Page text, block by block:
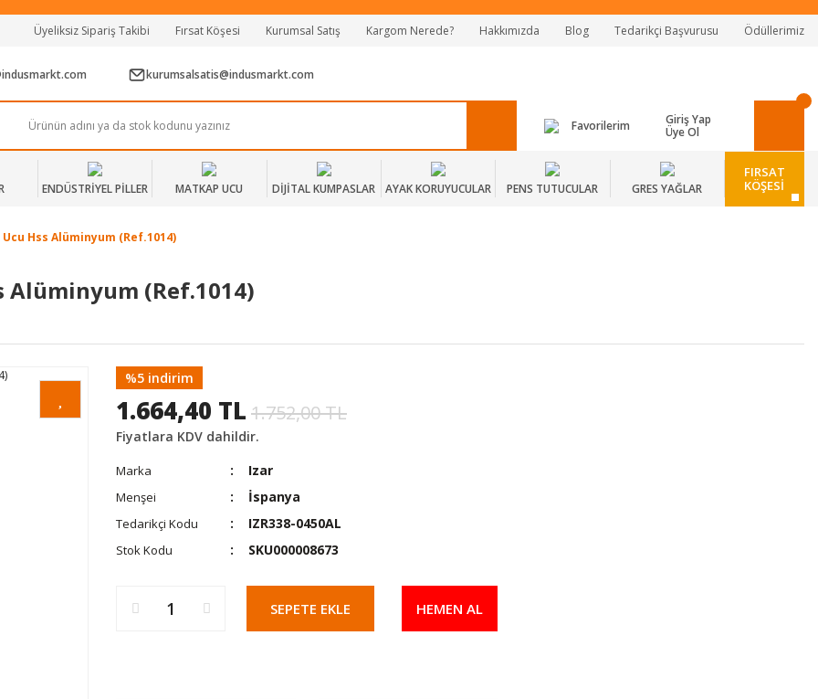
Tüm Alışverişlerde Vade Farksız 2 Taksit!
Mağazadan Teslim & Kolay İade
Üyeliksiz Sipariş Takibi Fırsat Köşesi Kurumsal Satış Kargom Nerede? Hakkımızda Blog Tedarikçi Başvurusu Ödüllerimiz
kurumsalsatis@indusmarkt.com
Favorilerim
Giriş Yap
Üye Ol
ENDÜSTRİYEL PİLLER MATKAP UCU DİJİTAL KUMPASLAR AYAK KORUYUCULAR PENS TUTUCULAR GRES YAĞLAR
FIRSAT
KÖŞESİ
Hss Alüminyum (Ref.1014)
Alüminyum (Ref.1014)
%5 indirim
1.664,40 TL 1.752,00 TL
Fiyatlara KDV dahildir.
Marka Izar
Menşei İspanya
Tedarikçi Kodu IZR338-0450AL
Stok Kodu SKU000008673
SEPETE EKLE HEMEN AL